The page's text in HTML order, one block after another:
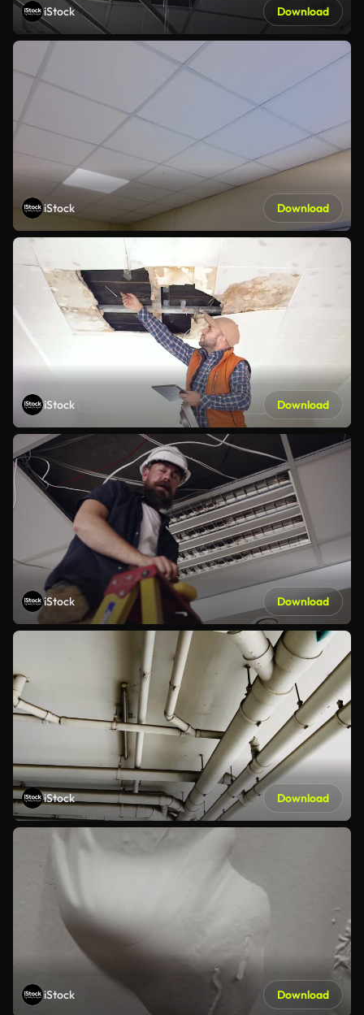
iStock Download
iStock Download
iStock Download
iStock Download
iStock Download
iStock Download